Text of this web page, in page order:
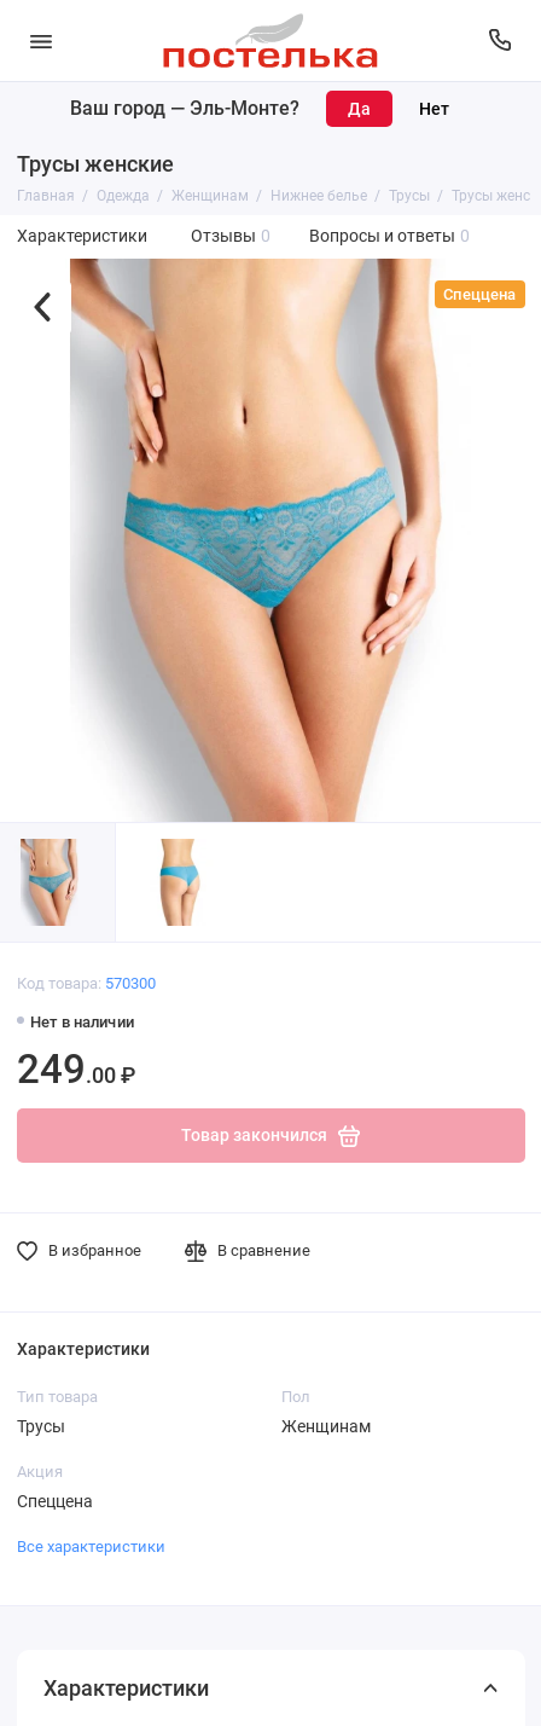
Ваш город — Эль-Монте?
Трусы женские
Главная Одежда Женщинам Нижнее белье Трусы Трусы
Характеристики Отзывы 0 Вопросы и ответы 0
Спеццена
Код товара: 570300
Нет в наличии
249.00 ₽
Товар закончился
В избранное В сравнение
Характеристики
Тип товара
Трусы
Пол
Женщинам
Акция
Спеццена
Все характеристики
Характеристики